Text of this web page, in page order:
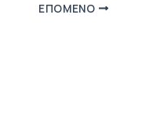
ΕΠΌΜΕΝΟ